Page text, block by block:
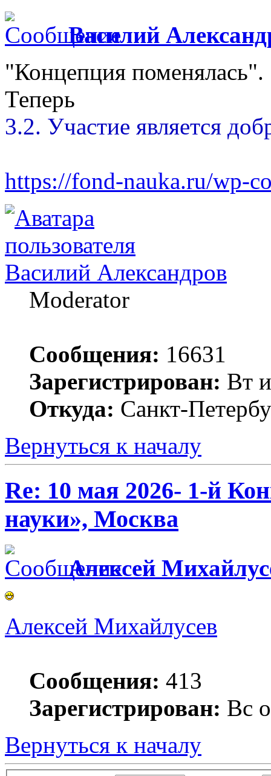
Василий
"Концепция поменялась".
Теперь
3.2. Участие является
https://fond-nauka.ru/wp-
Василий Александров
Moderator
Сообщения: 16631
Зарегистрирован: Вт
Откуда: Санкт-
Вернуться к началу
Re: 10 мая 2026- 1-й
науки», Москва
Алексей
Алексей Михайлусев
Сообщения: 413
Зарегистрирован: Вс
Вернуться к началу